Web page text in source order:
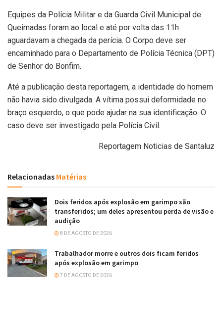
Equipes da Polícia Militar e da Guarda Civil Municipal de
Queimadas foram ao local e até por volta das 11h
aguardavam a chegada da perícia. O Corpo deve ser
encaminhado para o Departamento de Polícia Técnica (DPT)
de Senhor do Bonfim.
Até a publicação desta reportagem, a identidade do homem
não havia sido divulgada. A vítima possui deformidade no
braço esquerdo, o que pode ajudar na sua identificação. O
caso deve ser investigado pela Polícia Civil.
Reportagem Noticias de Santaluz
Relacionadas Matérias
Dois feridos após explosão em garimpo são
transferidos; um deles apresentou perda de visão e
audição
8 DE AGOSTO DE 2026
Trabalhador morre e outros dois ficam feridos
após explosão em garimpo
7 DE AGOSTO DE 2026